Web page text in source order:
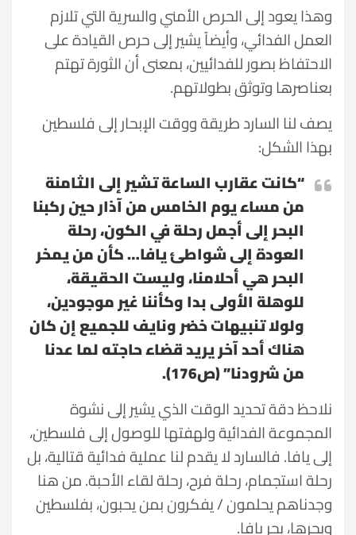
وهذا يعود إلى الحرص الأمني والسرية التي تلازم
العمل الفدائي، وأيضاً يشير إلى حرص القيادة على
الاحتفاظ بصور للفدائيين، بمعنى أن الثورة تهتم
بعناصرها وتوثق بطولاتهم.
يصف لنا السارد طريقة ووقت الإبحار إلى فلسطين
بهذا الشكل:
“كانت عقارب الساعة تشير إلى الثامنة
من مساء يوم الخامس من آذار حين ركبنا
البحر إلى أجمل رحلة في الكون، رحلة
العودة إلى شواطئ يافا… كأن من يمخر
البحر هي أحلامنا، وليست الحقيقة،
للوهلة الأولى بدا وكأننا غير موجودين،
ولولا تنبيهات خضر ونايف للجميع إن كان
هناك أحد آخر يريد قضاء حاجته لما عدنا
من شرودنا” (ص176).
نلاحظ دقة تحديد الوقت الذي يشير إلى نشوة
المجموعة الفدائية ولهفتها للوصول إلى فلسطين،
إلى يافا. فالسارد لا يقدم لنا عملية فدائية قتالية، بل
رحلة استجمام، رحلة فرح، رحلة لقاء الأحبة. من هنا
وجدناهم يحلمون / يفكرون بمن يحبون، بفلسطين
وبحرها، بحر يافا.